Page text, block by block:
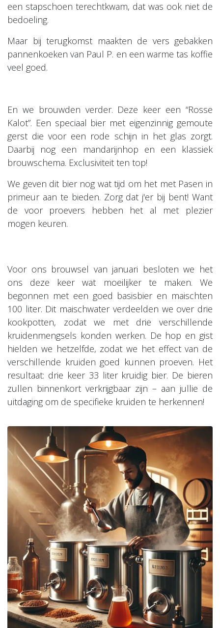
een stapschoen terechtkwam, dat was ook niet de
bedoeling.
Maar bij terugkomst maakten de vers gebakken
pannenkoeken van Paul P. en een warme tas koffie
veel goed.
En we brouwden verder. Deze keer een “Rosse
Kalot”. Een speciaal bier met eigenzinnig gemoute
gerst die voor een rode schijn in het glas zorgt.
Daarbij nog een mandarijnhop en een klassiek
brouwschema. Exclusiviteit ten top!
We geven dit bier nog wat tijd om het met Pasen in
primeur aan te bieden. Zorg dat j'er bij bent! Want
de voor proevers hebben het al met plezier
mogen keuren.
Voor ons brouwsel van januari besloten we het
ons deze keer wat moeilijker te maken. We
begonnen met een goed basisbier en maischten
100 liter. Dit maischwater verdeelden we over drie
kookpotten, zodat we met drie verschillende
kruidenmengsels konden werken. De hop en gist
hielden we hetzelfde, zodat we het effect van de
verschillende kruiden goed kunnen proeven. Het
resultaat: drie keer 33 liter kruidig bier. De bieren
zullen binnenkort verkrijgbaar zijn – aan jullie de
uitdaging om de specifieke kruiden te herkennen!